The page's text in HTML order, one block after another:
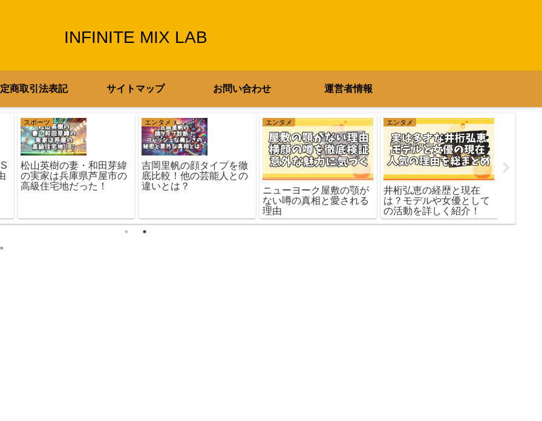
INFINITE MIX LAB
商取引法表記 サイトマップ お問い合わせ 運営者情報
スポーツ
松山英樹の妻・和田芽緯
の実家は兵庫県芦屋市の
高級住宅地だった！
エンタメ
吉岡里帆の顔タイプを徹
底比較！他の芸能人との
違いとは？
エンタメ
ニューヨーク屋敷の顎が
ない噂の真相と愛される
理由
エンタメ
井桁弘恵の経歴と現在
は？モデルや女優として
の活動を詳しく紹介！
「かと